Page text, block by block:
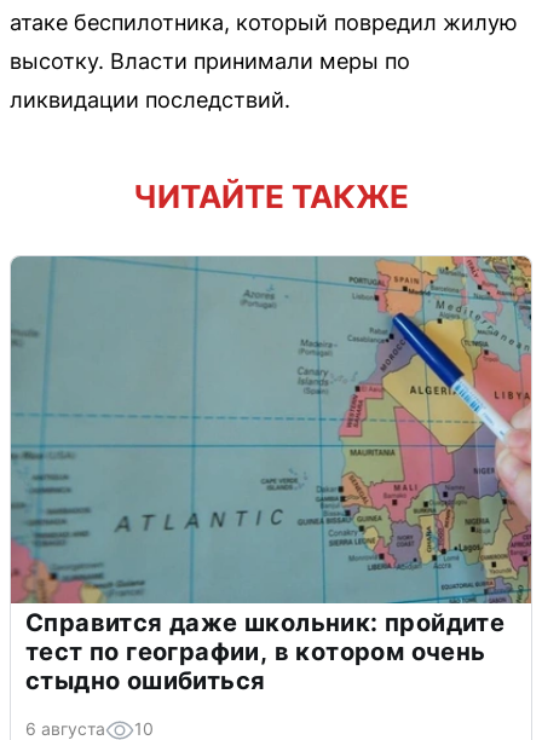
атаке беспилотника, который повредил жилую
высотку. Власти принимали меры по
ликвидации последствий.
ЧИТАЙТЕ ТАКЖЕ
Справится даже школьник: пройдите
тест по географии, в котором очень
стыдно ошибиться
6 августа 10